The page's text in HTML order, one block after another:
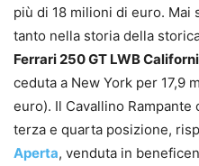
più di 18 milioni di euro. Mai
tanto nella storia della
Ferrari 250 GT LWB
ceduta a New York per 17,9
euro). Il Cavallino Rampante
terza e quarta posizione,
Aperta, venduta in